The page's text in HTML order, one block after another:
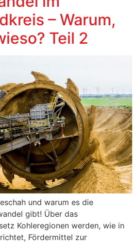
– Warum,
Teil 2
und warum es die
gibt! Über das
Kohleregionen werden, wie in
Fördermittel zur